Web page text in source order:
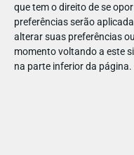
que tem o direito de se
preferências serão
alterar suas preferências
momento voltando a este
na parte inferior da página.